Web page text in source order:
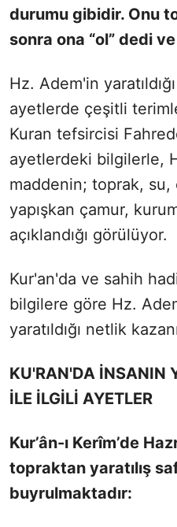
durumu gibidir. Onu
sonra ona “ol” dedi
Hz. Adem'in
ayetlerde çeşitli
Kuran tefsircisi
ayetlerdeki bilgilerle,
maddenin; toprak, su,
yapışkan çamur,
açıklandığı görülüyor.
Kur'an'da ve sahih
bilgilere göre Hz.
yaratıldığı netlik
KU'RAN'DA İNSANIN
İLE İLGİLİ AYETLER
Kur’ân-ı Kerîm’de
topraktan yaratılış
buyrulmaktadır: